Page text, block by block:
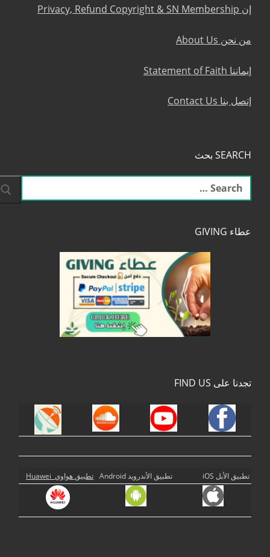
إن Privacy, Refund Copyright & SN Membership
من نحن About Us
إيماننا Statement of Faith
إتصل بنا Contact Us
SEARCH بحث
البحث
عن:
عطاء GIVING
تجدنا على FIND US
تطبيق الأبل iOS تطبيق الأندرويد Android تطبيق هواوي Huawei